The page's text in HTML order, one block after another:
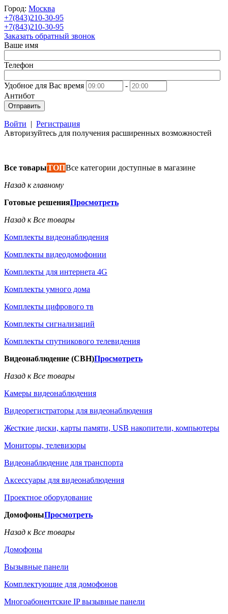
Город: Москва
+7(843)210-30-95
+7(843)210-30-95
Заказать обратный звонок
Ваше имя
Телефон
Удобное для Вас время
-
Антибот
Отправить
Войти | Регистрация
Авторизуйтесь для получения расширенных возможностей
Все товарыТОПВсе категории доступные в магазине
Назад к главному
Готовые решенияПросмотреть
Назад к Все товары
Комплекты видеонаблюдения
Комплекты видеодомофонии
Комплекты для интернета 4G
Комплекты умного дома
Комплекты цифрового тв
Комплекты сигнализаций
Комплекты спутникового телевидения
Видеонаблюдение (СВН)Просмотреть
Назад к Все товары
Камеры видеонаблюдения
Видеорегистраторы для видеонаблюдения
Жесткие диски, карты памяти, USB накопители, компьютеры
Мониторы, телевизоры
Видеонаблюдение для транспорта
Аксессуары для видеонаблюдения
Проектное оборудование
ДомофоныПросмотреть
Назад к Все товары
Домофоны
Вызывные панели
Комплектующие для домофонов
Многоабонентские IP вызывные панели